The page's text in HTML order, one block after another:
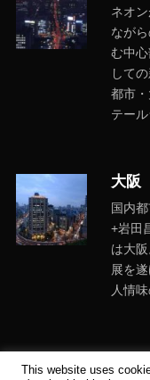
ネオ
なが
む中
して
都市
テー
大阪
国内
+岩田
は大
展を
人情
This website uses